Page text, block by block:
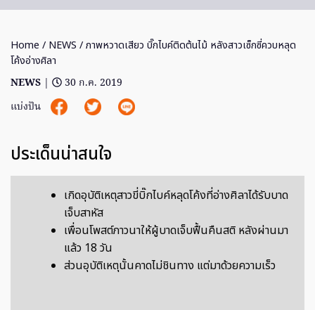
Home / NEWS / ภาพหวาดเสียว บิ๊กไบค์ติดต้นไม้ หลังสาวเซ็กซี่ควบหลุด
โค้งอ่างศิลา
NEWS |
30 ก.ค. 2019
แบ่งปัน
ประเด็นน่าสนใจ
เกิดอุบัติเหตุสาวขี่บิ๊กไบค์หลุดโค้งที่อ่างศิลาได้รับบาด
เจ็บสาหัส
เพื่อนโพสต์ภาวนาให้ผู้บาดเจ็บฟื้นคืนสติ หลังผ่านมา
แล้ว 18 วัน
ส่วนอุบัติเหตุนั้นคาดไม่ชินทาง แต่มาด้วยความเร็ว